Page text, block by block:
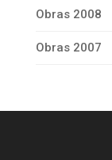
Obras 2008
Obras 2007